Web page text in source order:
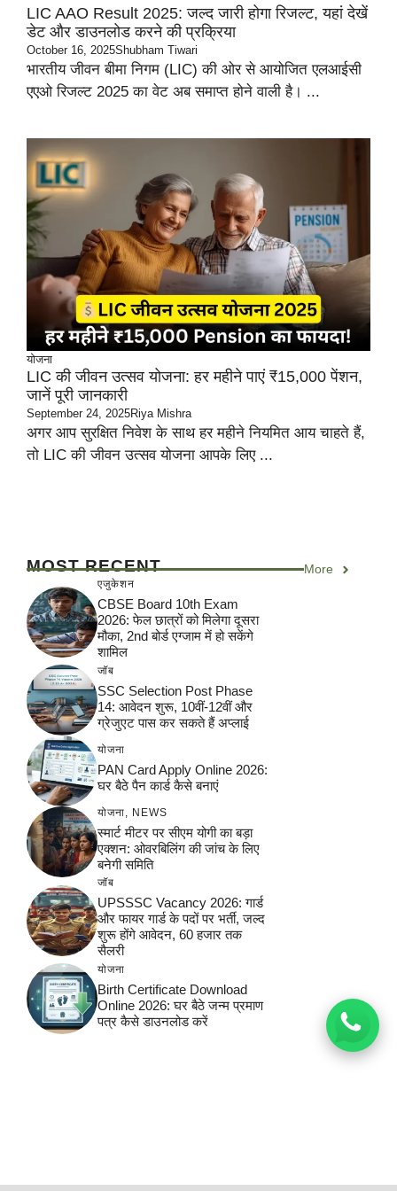
LIC AAO Result 2025: जल्द जारी होगा रिजल्ट, यहां देखें
डेट और डाउनलोड करने की प्रक्रिया
October 16, 2025Shubham Tiwari
भारतीय जीवन बीमा निगम (LIC) की ओर से आयोजित एलआईसी
एएओ रिजल्ट 2025 का वेट अब समाप्त होने वाली है। ...
योजना
LIC की जीवन उत्सव योजना: हर महीने पाएं ₹15,000 पेंशन,
जानें पूरी जानकारी
September 24, 2025Riya Mishra
अगर आप सुरक्षित निवेश के साथ हर महीने नियमित आय चाहते हैं,
तो LIC की जीवन उत्सव योजना आपके लिए ...
MOST RECENT More
एजुकेशन
CBSE Board 10th Exam
2026: फेल छात्रों को मिलेगा दूसरा
मौका, 2nd बोर्ड एग्जाम में हो सकेंगे
शामिल
जॉब
SSC Selection Post Phase
14: आवेदन शुरू, 10वीं-12वीं और
ग्रेजुएट पास कर सकते हैं अप्लाई
योजना
PAN Card Apply Online 2026:
घर बैठे पैन कार्ड कैसे बनाएं
योजना NEWS
स्मार्ट मीटर पर सीएम योगी का बड़ा
एक्शन: ओवरबिलिंग की जांच के लिए
बनेगी समिति
जॉब
UPSSSC Vacancy 2026: गार्ड
और फायर गार्ड के पदों पर भर्ती, जल्द
शुरू होंगे आवेदन, 60 हजार तक
सैलरी
योजना
Birth Certificate Download
Online 2026: घर बैठे जन्म प्रमाण
पत्र कैसे डाउनलोड करें